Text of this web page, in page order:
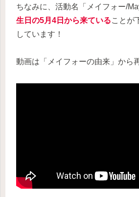
ちなみに、活動名「メイフォー/
生日の5月4日から来ていることが
しています！
動画は「メイフォーの由来」から